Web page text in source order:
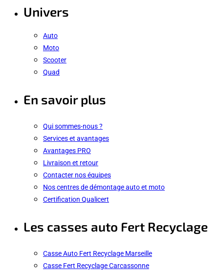
Univers
Auto
Moto
Scooter
Quad
En savoir plus
Qui sommes-nous ?
Services et avantages
Avantages PRO
Livraison et retour
Contacter nos équipes
Nos centres de démontage auto et moto
Certification Qualicert
Les casses auto Fert Recyclage
Casse Auto Fert Recyclage Marseille
Casse Fert Recyclage Carcassonne